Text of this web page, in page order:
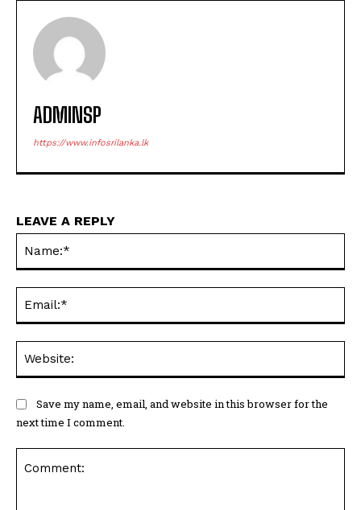
ADMINSP
https://www.infosrilanka.lk
LEAVE A REPLY
Save my name, email, and website in this browser for the
next time I comment.